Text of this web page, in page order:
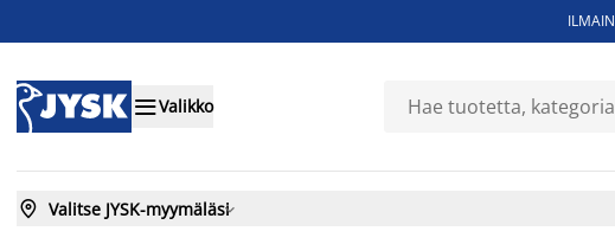
Valikko
 Valitse JYSK-myymäläsi